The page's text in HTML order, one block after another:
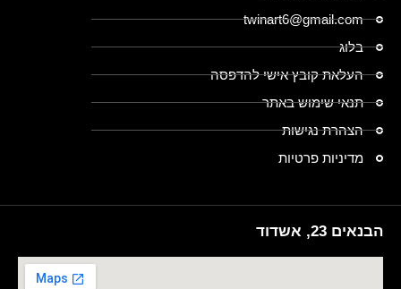
twinart6@gmail.com
בלוג
העלאת קובץ אישי להדפסה
תנאי שימוש באתר
הצהרת נגישות
מדיניות פרטיות
הבנאים 23, אשדוד